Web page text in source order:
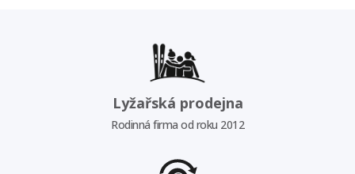
Lyžařská prodejna
Rodinná firma od roku 2012